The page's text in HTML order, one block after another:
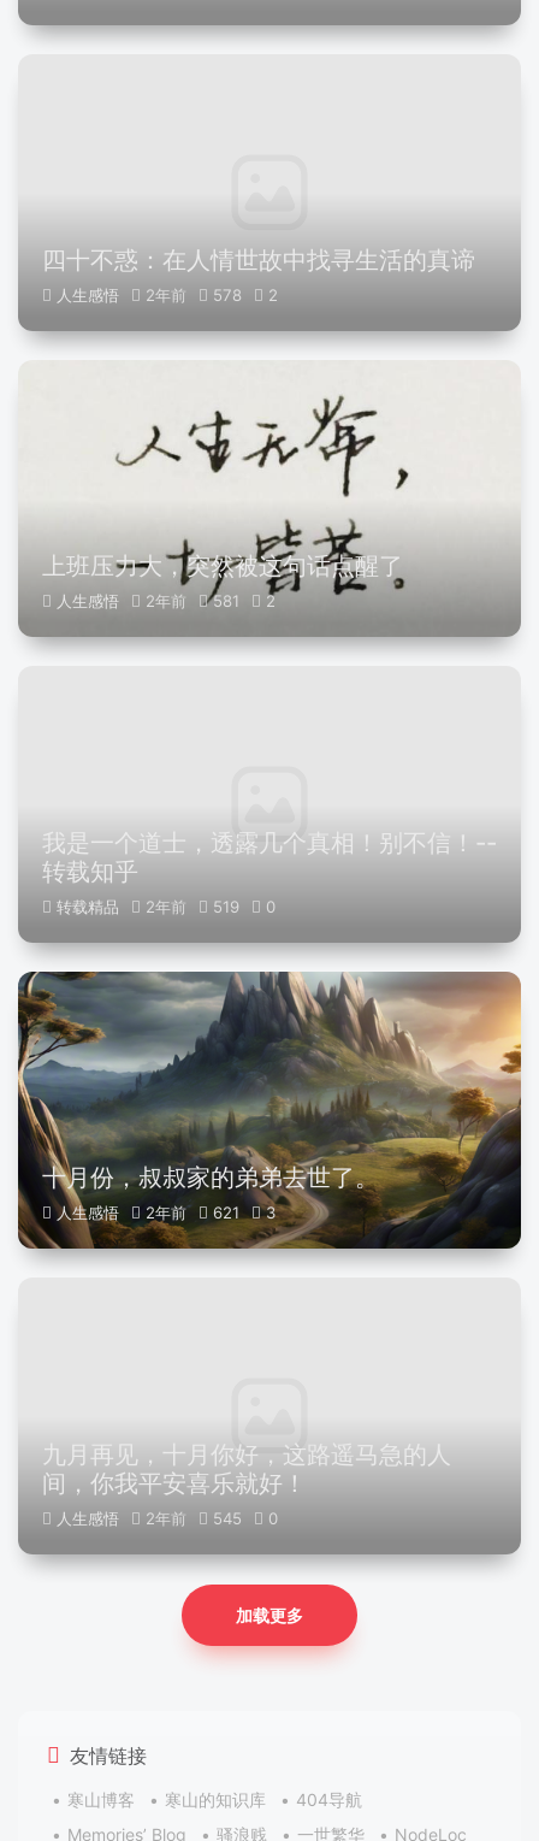
四十不惑：在人情世故中找寻生活的真谛
人生感悟 2年前 578 2
上班压力大，突然被这句话点醒了
人生感悟 2年前 581 2
我是一个道士，透露几个真相！别不信！--
转载知乎
转载精品 2年前 519 0
十月份，叔叔家的弟弟去世了。
人生感悟 2年前 621 3
九月再见，十月你好，这路遥马急的人
间，你我平安喜乐就好！
人生感悟 2年前 545 0
加载更多
友情链接
寒山博客 寒山的知识库
404导航
Memories’ Blog
骚浪贱 一世繁华 NodeLoc